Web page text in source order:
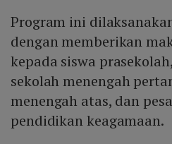
Program ini
dengan memberikan
kepada siswa
sekolah menengah
menengah atas, dan
pendidikan keagamaan.